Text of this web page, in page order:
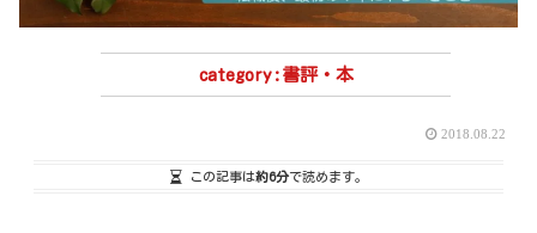
書評・本
2018.08.22
この記事は約6分で読めます。